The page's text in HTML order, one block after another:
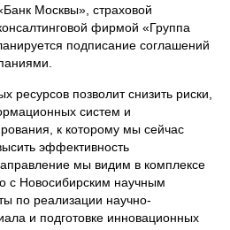
Москвы», страховой
фирмой «Группа
подписание соглашений
ресурсов позволит снизить риски,
систем и
к которому мы сейчас
эффективность
мы видим в комплексе
с Новосибирским научным
по реализации научно-
и подготовке инновационных